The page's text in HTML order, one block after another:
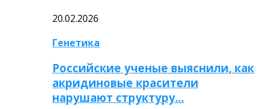
20.02.2026
Генетика
Российские ученые выяснили, как
акридиновые красители
нарушают структуру…